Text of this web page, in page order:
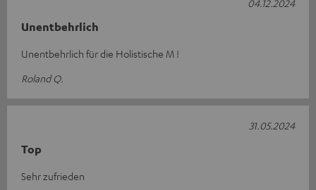
Unentbehrlich
Unentbehrlich für die Holistische M !
Roland Q.
Top
Sehr zufrieden
31.05.2024